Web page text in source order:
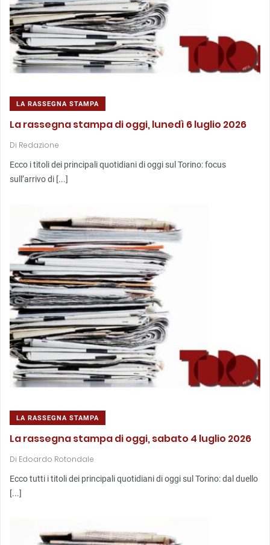
LA RASSEGNA STAMPA
La rassegna stampa di oggi, lunedì 6 luglio 2026
Di Redazione
Ecco i titoli dei principali quotidiani di oggi sul Torino: focus
sull’arrivo di [...]
LA RASSEGNA STAMPA
La rassegna stampa di oggi, sabato 4 luglio 2026
Di Edoardo Rotondale
Ecco tutti i titoli dei principali quotidiani di oggi sul Torino: dal duello
[...]